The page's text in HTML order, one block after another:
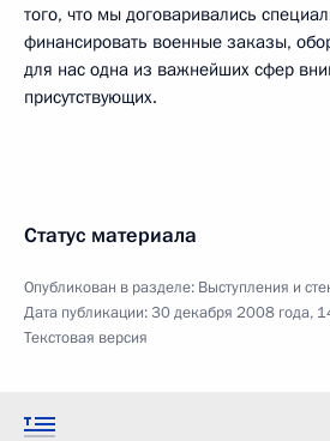
того, что мы договаривались
финансировать военные заказы,
для нас одна из важнейших сфер
присутствующих.
Статус материала
Опубликован в разделе: Выступления и
Дата публикации:30 декабря 2008 года,
Текстовая версия